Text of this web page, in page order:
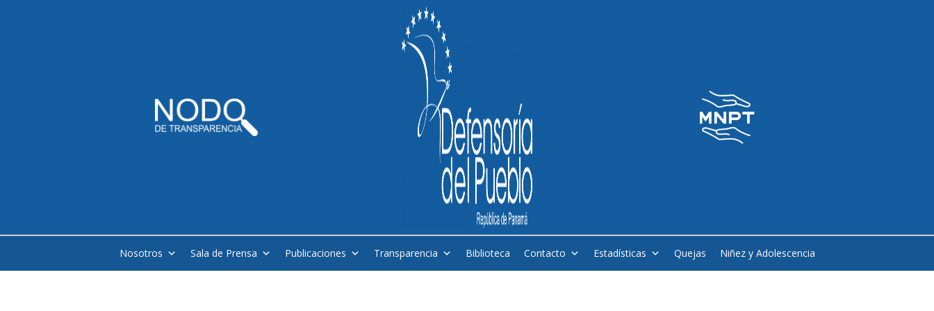
Nosotros Sala de Prensa Publicaciones Transparencia Biblioteca Contacto Estadísticas Quejas Niñez y Adolescencia